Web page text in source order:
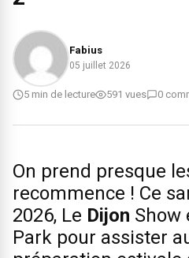
Fabius
05 juillet 2026
5 min de lecture 591 vues 0
On prend presque
recommence ! Ce
2026, Le Dijon Show
Park pour assister